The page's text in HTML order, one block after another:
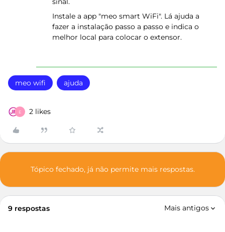
Instale a app "meo smart WiFi". Lá ajuda a
fazer a instalação passo a passo e indica o
melhor local para colocar o extensor.
meo wifi ajuda
E 2 likes
Tópico fechado, já não permite mais respostas.
9 respostas Mais antigos